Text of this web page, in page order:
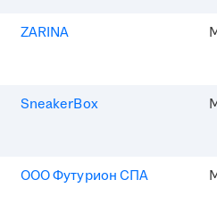
ZARINA
SneakerBox
ООО Футурион СПА